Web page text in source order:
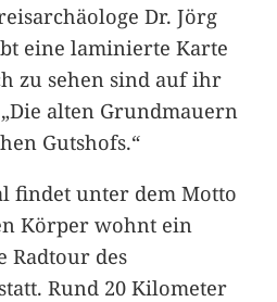
Dr. Jörg
eine laminierte Karte
zu sehen sind auf ihr
alten Grundmauern
Gutshofs.“
findet unter dem Motto
Körper wohnt ein
Radtour des
Rund 20 Kilometer